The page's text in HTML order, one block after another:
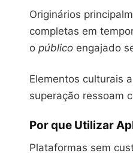
Originários
completas em
o público engajado
Elementos culturais
superação ressoam
Por que Utilizar
Plataformas sem